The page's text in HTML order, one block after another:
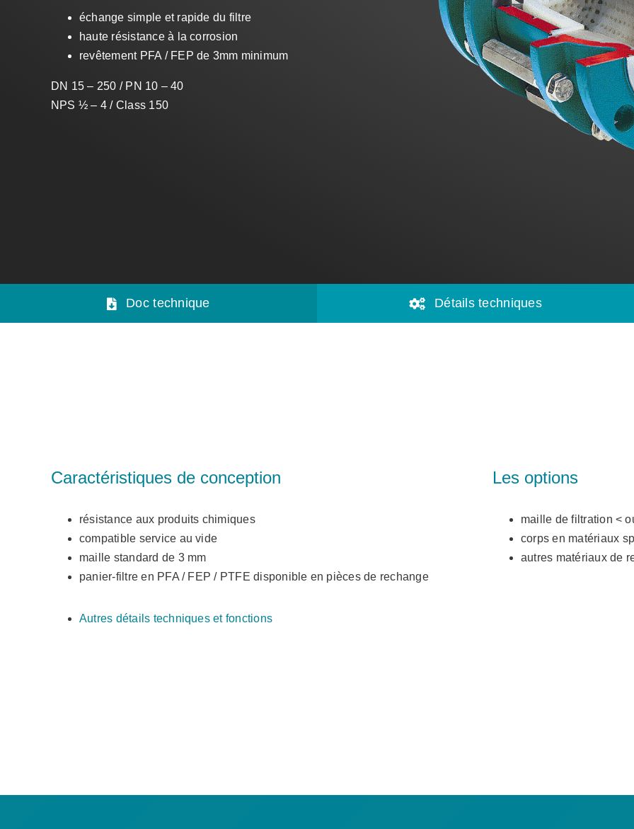
échange simple et rapide du filtre
haute résistance à la corrosion
revêtement PFA / FEP de 3mm minimum
DN 15 – 250 / PN 10 – 40
NPS ½ – 4 / Class 150
Doc technique Détails techniques
Caractéristiques de conception
résistance aux produits chimiques
compatible service au vide
maille standard de 3 mm
panier-filtre en PFA / FEP / PTFE disponible en pièces de rechange
Autres détails techniques et fonctions
Les options
maille de filtration <
corps en matériaux
autres matériaux de